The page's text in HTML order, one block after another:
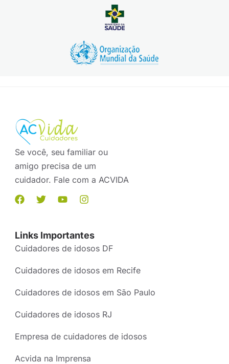
Se você, seu familiar ou
amigo precisa de um
cuidador. Fale com a ACVIDA
Links Importantes
Cuidadores de idosos DF
Cuidadores de idosos em Recife
Cuidadores de idosos em São Paulo
Cuidadores de idosos RJ
Empresa de cuidadores de idosos
Acvida na Imprensa